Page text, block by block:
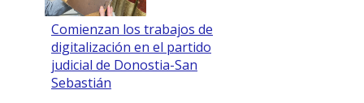
Comienzan los trabajos de
digitalización en el partido
judicial de Donostia-San
Sebastián